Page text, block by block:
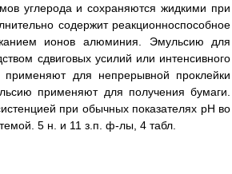
углерода и сохраняются жидкими при
содержит реакционноспособное
ионов алюминия. Эмульсию для
сдвиговых усилий или интенсивного
для непрерывной проклейки
применяют для получения бумаги.
при обычных показателях рН во
5 н. и 11 з.п. ф-лы, 4 табл.